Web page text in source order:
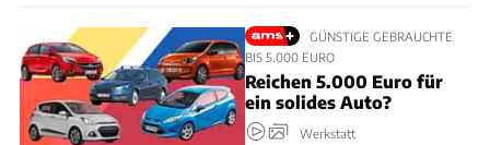
GÜNSTIGE GEBRAUCHTE
BIS 5.000 EURO
Reichen 5.000 Euro für
ein solides Auto?
Werkstatt